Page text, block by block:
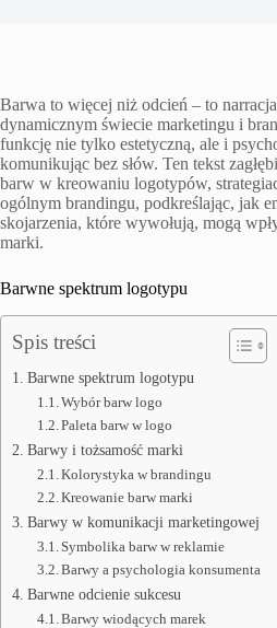
Barwa to więcej niż odcień – to
dynamicznym świecie marketingu i
funkcję nie tylko estetyczną, ale i
komunikując bez słów. Ten tekst
barw w kreowaniu logotypów,
ogólnym brandingu, podkreślając, jak
skojarzenia, które wywołują, mogą
marki.
Barwne spektrum logotypu
Spis treści
Barwne spektrum logotypu
Wybór barw logo
Paleta barw w logo
Barwy i tożsamość marki
Kolorystyka w brandingu
Kreowanie barw marki
Barwy w komunikacji marketingowej
Symbolika barw w reklamie
Barwy a psychologia konsumenta
Barwne odcienie sukcesu
Barwy wiodących marek